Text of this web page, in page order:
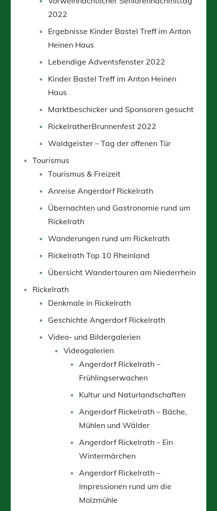
2022
Ergebnisse Kinder Bastel Treff im Anton
Heinen Haus
Lebendige Adventsfenster 2022
Kinder Bastel Treff im Anton Heinen
Haus
Marktbeschicker und Sponsoren gesucht
RickelratherBrunnenfest 2022
Waldgeister – Tag der offenen Tür
Tourismus
Tourismus & Freizeit
Anreise Angerdorf Rickelrath
Übernachten und Gastronomie rund um
Rickelrath
Wanderungen rund um Rickelrath
Rickelrath Top 10 Rheinland
Übersicht Wandertouren am Niederrhein
Rickelrath
Denkmale in Rickelrath
Geschichte Angerdorf Rickelrath
Video- und Bildergalerien
Videogalerien
Angerdorf Rickelrath –
Frühlingserwachen
Kultur und Naturlandschaften
Angerdorf Rickelrath – Bäche,
Mühlen und Wälder
Angerdorf Rickelrath – Ein
Wintermärchen
Angerdorf Rickelrath –
Impressionen rund um die
Molzmühle